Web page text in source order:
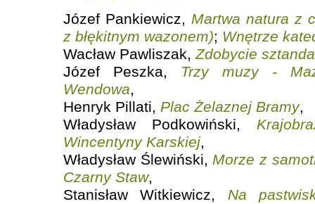
Józef Pankiewicz, Martwa natura z
z błękitnym wazonem); Wnętrze
Wacław Pawliszak, Zdobycie
Józef Peszka, Trzy muzy -­
Wendowa,
Henryk Pillati, Plac Żelaznej Bramy,
Władysław Podkowiński,
Wincentyny Karskiej,
Władysław Ślewiński, Morze z
Czarny Staw,
Stanisław Witkiewicz, Na